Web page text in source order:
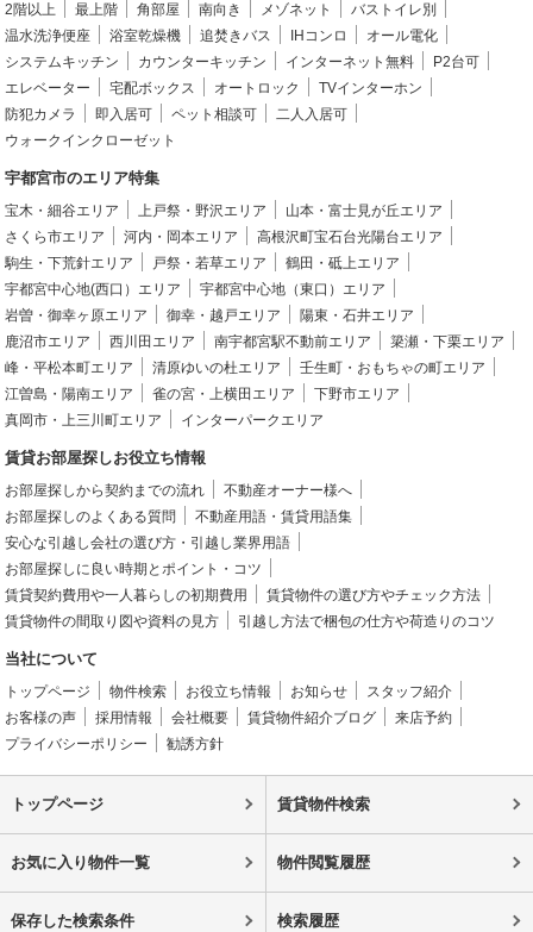
2階以上 最上階 角部屋 南向き メゾネット
バストイレ別
温水洗浄便座
浴室乾燥機 追焚きバス IHコンロ
オール電化
システムキッチン
カウンターキッチン インターネット無料
P2台可
エレベーター
宅配ボックス オートロック
TVインターホン
防犯カメラ
即入居可 ペット相談可
二人入居可
ウォークインクローゼット
宇都宮市のエリア特集
宝木・細谷エリア 上戸祭・野沢エリア
山本・富士見が丘エリア
さくら市エリア
河内・岡本エリア
高根沢町宝石台光陽台エリア
駒生・下荒針エリア
戸祭・若草エリア
鶴田・砥上エリア
宇都宮中心地(西口）エリア
宇都宮中心地（東口）エリア
岩曽・御幸ヶ原エリア
御幸・越戸エリア
陽東・石井エリア
鹿沼市エリア
西川田エリア 南宇都宮駅不動前エリア
簗瀬・下栗エリア
峰・平松本町エリア
清原ゆいの杜エリア
壬生町・おもちゃの町エリア
江曽島・陽南エリア
雀の宮・上横田エリア
下野市エリア
真岡市・上三川町エリア
インターパークエリア
賃貸お部屋探しお役立ち情報
お部屋探しから契約までの流れ
不動産オーナー様へ
お部屋探しのよくある質問
不動産用語・賃貸用語集
安心な引越し会社の選び方・引越し業界用語
お部屋探しに良い時期とポイント・コツ
賃貸契約費用や一人暮らしの初期費用
賃貸物件の選び方やチェック方法
賃貸物件の間取り図や資料の見方
引越し方法で梱包の仕方や荷造りのコツ
当社について
トップページ 物件検索 お役立ち情報 お知らせ
スタッフ紹介
お客様の声
採用情報 会社概要 賃貸物件紹介ブログ
来店予約
プライバシーポリシー
勧誘方針
トップページ 賃貸物件検索
お気に入り物件一覧 物件閲覧履歴
保存した検索条件 検索履歴